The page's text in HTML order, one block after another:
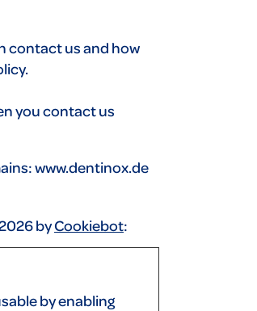
contact us and how
you contact us
www.dentinox.de
byCookiebot:
by enabling